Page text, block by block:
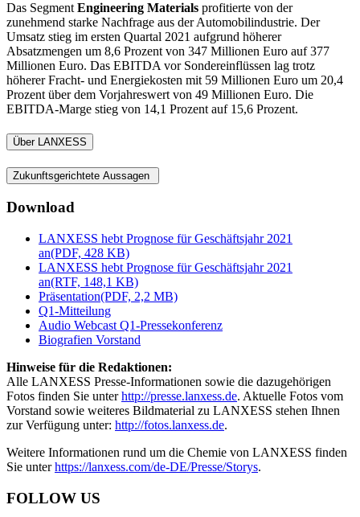
Das Segment Engineering Materials profitierte von der
zunehmend starke Nachfrage aus der Automobilindustrie. Der
Umsatz stieg im ersten Quartal 2021 aufgrund höherer
Absatzmengen um 8,6 Prozent von 347 Millionen Euro auf 377
Millionen Euro. Das EBITDA vor Sondereinflüssen lag trotz
höherer Fracht- und Energiekosten mit 59 Millionen Euro um 20,4
Prozent über dem Vorjahreswert von 49 Millionen Euro. Die
EBITDA-Marge stieg von 14,1 Prozent auf 15,6 Prozent.
Über LANXESS
Zukunftsgerichtete Aussagen
Download
LANXESS hebt Prognose für Geschäftsjahr 2021
an(PDF, 428 KB)
LANXESS hebt Prognose für Geschäftsjahr 2021
an(RTF, 148,1 KB)
Präsentation(PDF, 2,2 MB)
Q1-Mitteilung
Audio Webcast Q1-Pressekonferenz
Biografien Vorstand
Hinweise für die Redaktionen:
Alle LANXESS Presse-Informationen sowie die dazugehörigen
Fotos finden Sie unterhttp://presse.lanxess.de. Aktuelle Fotos vom
Vorstand sowie weiteres Bildmaterial zu LANXESS stehen Ihnen
zur Verfügung unter: http://fotos.lanxess.de.
Weitere Informationen rund um die Chemie von LANXESS finden
Sie unterhttps://lanxess.com/de-DE/Presse/Storys.
FOLLOW US